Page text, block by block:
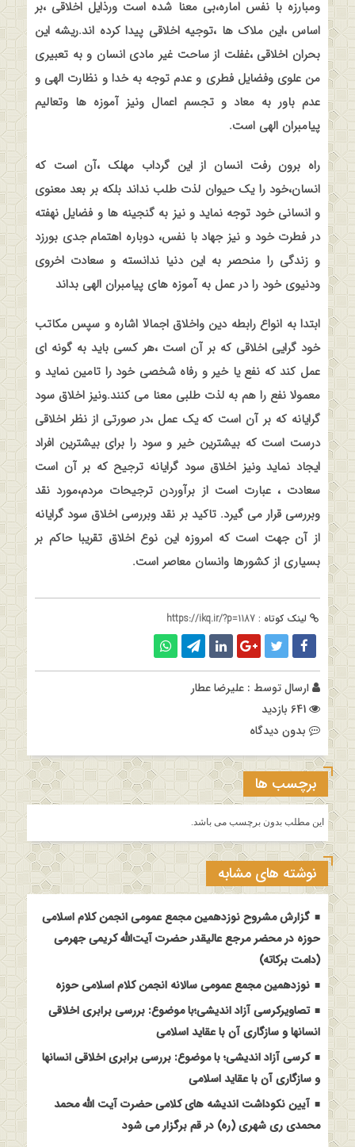
ومبارزه با نفس اماره،بی معنا شده است ورذایل اخلاقی ،بر
اساس ،این ملاک ها ،توجیه اخلاقی پیدا کرده اند.ریشه این
بحران اخلاقی ،غفلت از ساحت غیر مادی انسان و به تعبیری
من علوی وفضایل فطری و عدم توجه به خدا و نظارت الهی و
عدم باور به معاد و تجسم اعمال ونیز آموزه ها وتعالیم
پیامبران الهی است.
راه برون رفت انسان از این گرداب مهلک ،آن است که
انسان،خود را یک حیوان لذت طلب نداند بلکه بر بعد معنوی
و انسانی خود توجه نماید و نیز به گنجینه ها و فضایل نهفته
در فطرت خود و نیز جهاد با نفس، دوباره اهتمام جدی بورزد
و زندگی را منحصر به این دنیا ندانسته و سعادت اخروی
ودنیوی خود را در عمل به آموزه های پیامبران الهی بداند
ابتدا به انواع رابطه دین واخلاق اجمالا اشاره و سپس مکاتب
خود گرایی اخلاقی که بر آن است ،هر کسی باید به گونه ای
عمل کند که نفع یا خیر و رفاه شخصی خود را تامین نماید و
معمولا نفع را هم به لذت طلبی معنا می کنند.ونیز اخلاق سود
گرایانه که بر آن است که یک عمل ،در صورتی از نظر اخلاقی
درست است که بیشترین خیر و سود را برای بیشترین افراد
ایجاد نماید ونیز اخلاق سود گرایانه ترجیح که بر آن است
سعادت ، عبارت است از برآوردن ترجیحات مردم،مورد نقد
وبررسی قرار می گیرد. تاکید بر نقد وبررسی اخلاق سود گرایانه
از آن جهت است که امروزه این نوع اخلاق تقریبا حاکم بر
بسیاری از کشورها وانسان معاصر است.
لینک کوتاه : https://ikq.ir/?p=1187
ارسال توسط : علیرضا عطار
بدون دیدگاه
برچسب ها
این مطلب بدون برچسب می باشد.
نوشته های مشابه
گزارش مشروح نوزدهمین مجمع عمومی انجمن کلام اسلامی
حوزه در محضر مرجع عالیقدر حضرت آیت‌الله کریمی جهرمی
(دامت برکاته)
نوزدهمین مجمع عمومی سالانه انجمن کلام اسلامی حوزه
تصاویرکرسی آزاد اندیشی؛با موضوع: بررسی برابری اخلاقی
انسانها و سازگاری آن با عقاید اسلامی
کرسی آزاد اندیشی؛ با موضوع: بررسی برابری اخلاقی انسانها
و سازگاری آن با عقاید اسلامی
آیین نکوداشت اندیشه های کلامی حضرت آیت الله محمد
محمدی ری شهری (ره) در قم برگزار می شود